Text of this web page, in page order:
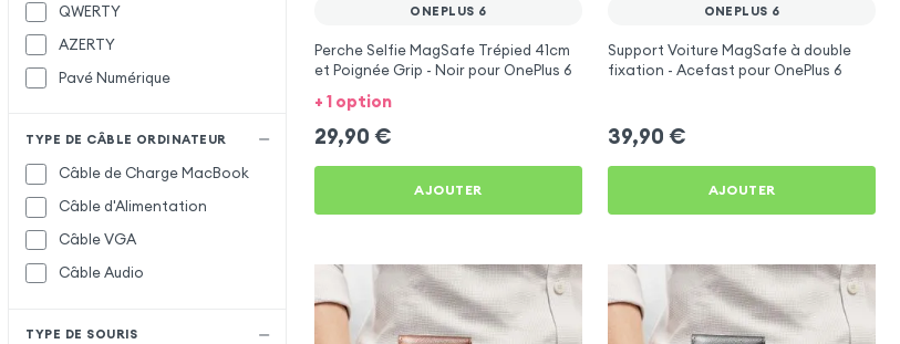
QWERTY
AZERTY
Pavé Numérique
TYPE DE CÂBLE ORDINATEUR
Câble de Charge MacBook
Câble d'Alimentation
Câble VGA
Câble Audio
TYPE DE SOURIS
ONEPLUS 6
Perche Selfie MagSafe Trépied 41cm
et Poignée Grip - Noir pour OnePlus 6
+ 1 option
29,90 €
AJOUTER
ONEPLUS 6
Support Voiture MagSafe à double
fixation - Acefast pour OnePlus 6
39,90 €
AJOUTER